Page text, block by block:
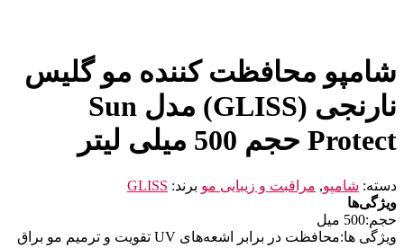
شامپو محافظت کننده مو گلیس
نارنجی (GLISS) مدل Sun
Protect حجم 500 میلی لیتر
دسته: شامپو, مراقبت و زیبایی مو برند: GLISS
ویژگی‌ها
حجم:500 میل
ویژگی ها:
محافظت در برابر اشعه‌های UV تقویت و ترمیم مو براق